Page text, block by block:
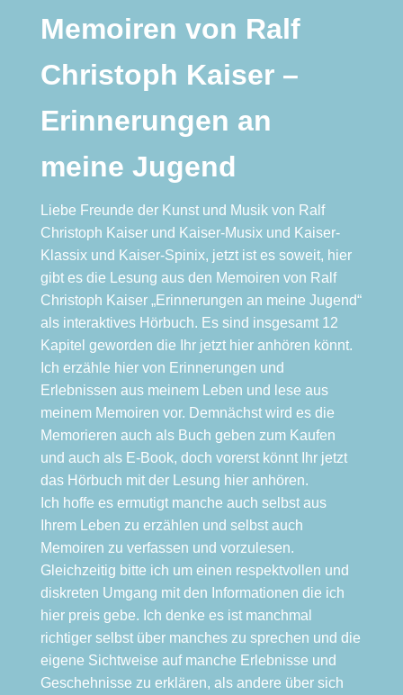
Memoiren von Ralf
Christoph Kaiser –
Erinnerungen an
meine Jugend
Liebe Freunde der Kunst und Musik von Ralf
Christoph Kaiserund Kaiser-Musixund Kaiser-
Klassix und Kaiser-Spinix, jetzt ist es soweit, hier
gibt es die Lesung aus den Memoiren von Ralf
Christoph Kaiser „Erinnerungen an meine Jugend“
als interaktives Hörbuch. Es sind insgesamt 12
Kapitel geworden die Ihr jetzt hier anhören könnt.
Ich erzähle hier von Erinnerungen und
Erlebnissen aus meinem Leben und lese aus
meinem Memoiren vor. Demnächst wird es die
Memorieren auch als Buch geben zum Kaufen
und auch als E-Book, doch vorerst könnt Ihr jetzt
das Hörbuch mit der Lesung hier anhören.
Ich hoffe es ermutigt manche auch selbst aus
Ihrem Leben zu erzählen und selbst auch
Memoiren zu verfassen und vorzulesen.
Gleichzeitig bitte ich um einen respektvollen und
diskreten Umgang mit den Informationen die ich
hier preis gebe. Ich denke es ist manchmal
richtiger selbst über manches zu sprechen und die
eigene Sichtweise auf manche Erlebnisse und
Geschehnisse zu erklären, als andere über sich